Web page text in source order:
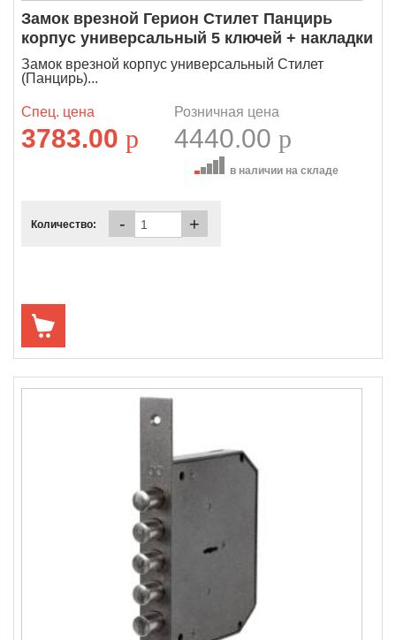
Замок врезной Герион Стилет Панцирь
корпус универсальный 5 ключей + накладки
Замок врезной корпус универсальный Стилет
(Панцирь)...
Спец. цена
3783.00 p
Розничная цена
4440.00 p
в наличии на складе
Количество: - +